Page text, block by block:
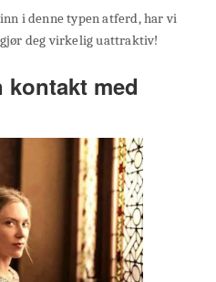
i denne typen atferd, har vi
deg virkelig uattraktiv!
kontakt med